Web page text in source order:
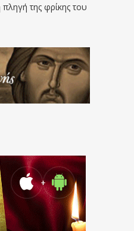
της φρίκης του